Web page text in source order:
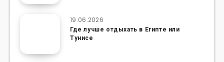
19.06.2026
Где лучше отдыхать в Египте или
Тунисе